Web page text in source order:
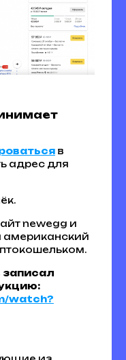
в
адрес для
newegg и
американский
записал
watch?